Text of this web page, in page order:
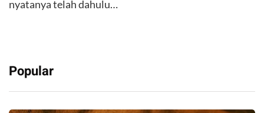
nyatanya telah dahulu…
Popular